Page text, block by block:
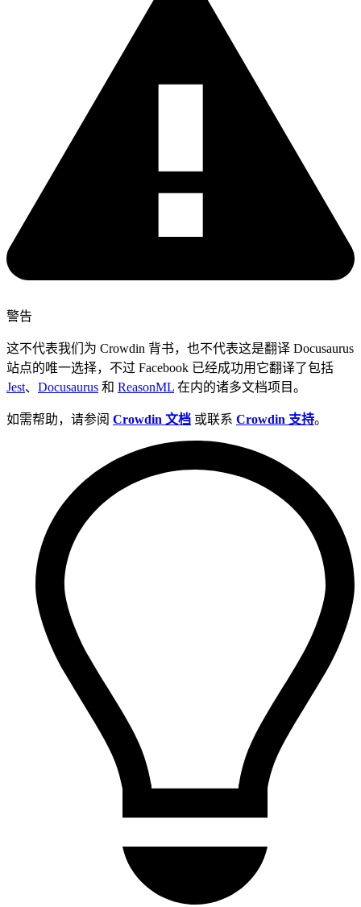
警告
这不代表我们为 Crowdin 背书，也不代表这是翻译 Docusaurus
站点的唯一选择，不过 Facebook 已经成功用它翻译了包括
Jest、 Docusaurus 和 ReasonML 在内的诸多文档项目。
如需帮助，请参阅 Crowdin 文档 或联系 Crowdin 支持。